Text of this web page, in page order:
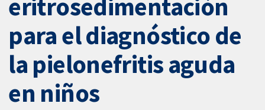
eritrosedimentación
para el diagnóstico de
la pielonefritis aguda
en niños